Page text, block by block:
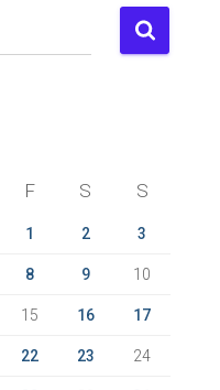
F S S
1 2 3
8 9 10
15 16 17
22 23 24